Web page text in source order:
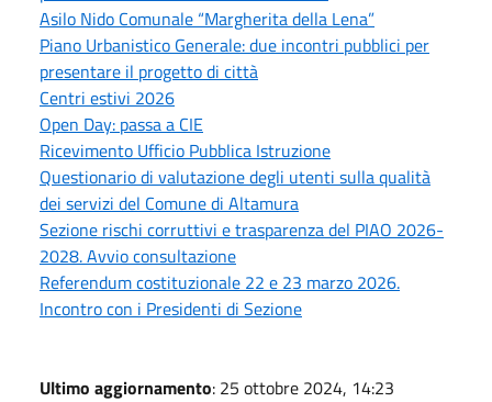
Asilo Nido Comunale “Margherita della Lena”
Piano Urbanistico Generale: due incontri pubblici per
presentare il progetto di città
Centri estivi 2026
Open Day: passa a CIE
Ricevimento Ufficio Pubblica Istruzione
Questionario di valutazione degli utenti sulla qualità
dei servizi del Comune di Altamura
Sezione rischi corruttivi e trasparenza del PIAO 2026-
2028. Avvio consultazione
Referendum costituzionale 22 e 23 marzo 2026.
Incontro con i Presidenti di Sezione
Ultimo aggiornamento: 25 ottobre 2024, 14:23